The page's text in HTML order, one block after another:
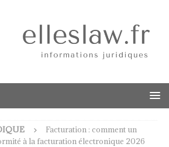
Facturation : comment un
à la facturation électronique 2026